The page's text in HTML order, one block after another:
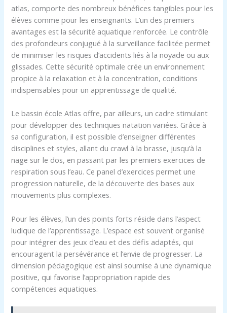
atlas, comporte des nombreux bénéfices tangibles pour les
élèves comme pour les enseignants. L’un des premiers
avantages est la sécurité aquatique renforcée. Le contrôle
des profondeurs conjugué à la surveillance facilitée permet
de minimiser les risques d’accidents liés à la noyade ou aux
glissades. Cette sécurité optimale crée un environnement
propice à la relaxation et à la concentration, conditions
indispensables pour un apprentissage de qualité.
Le bassin école Atlas offre, par ailleurs, un cadre stimulant
pour développer des techniques natation variées. Grâce à
sa configuration, il est possible d’enseigner différentes
disciplines et styles, allant du crawl à la brasse, jusqu’à la
nage sur le dos, en passant par les premiers exercices de
respiration sous l’eau. Ce panel d’exercices permet une
progression naturelle, de la découverte des bases aux
mouvements plus complexes.
Pour les élèves, l’un des points forts réside dans l’aspect
ludique de l’apprentissage. L’espace est souvent organisé
pour intégrer des jeux d’eau et des défis adaptés, qui
encouragent la persévérance et l’envie de progresser. La
dimension pédagogique est ainsi soumise à une dynamique
positive, qui favorise l’appropriation rapide des
compétences aquatiques.